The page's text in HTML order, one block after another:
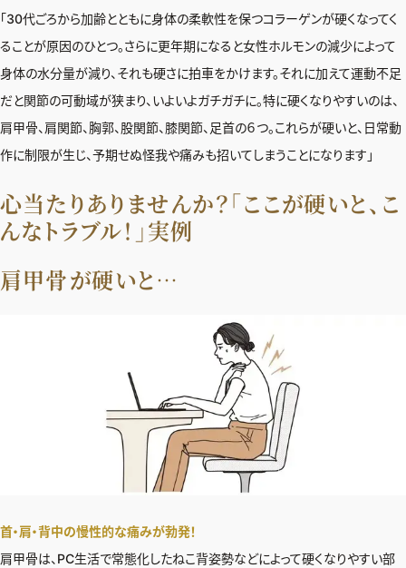
「30代ごろから加齢とともに身体の柔軟性を保つコラーゲンが硬くなってく
ることが原因のひとつ。さらに更年期になると女性ホルモンの減少によって
身体の水分量が減り、それも硬さに拍車をかけます。それに加えて運動不足
だと関節の可動域が狭まり、いよいよガチガチに。特に硬くなりやすいのは、
肩甲骨、肩関節、胸郭、股関節、膝関節、足首の６つ。これらが硬いと、日常動
作に制限が生じ、予期せぬ怪我や痛みも招いてしまうことになります」
心当たりありませんか？「ここが硬いと、こ
んなトラブル！」実例
肩甲骨が硬いと…
首・肩・背中の慢性的な痛みが勃発！
肩甲骨は、PC生活で常態化したねこ背姿勢などによって硬くなりやすい部